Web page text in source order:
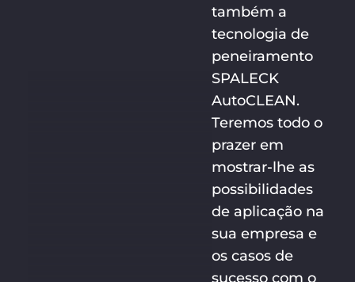
também a
tecnologia de
peneiramento
SPALECK
AutoCLEAN.
Teremos todo o
prazer em
mostrar-lhe as
possibilidades
de aplicação na
sua empresa e
os casos de
sucesso com o